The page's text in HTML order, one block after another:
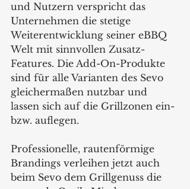
und Nutzern verspricht das
Unternehmen die stetige
Weiterentwicklung seiner eBBQ
Welt mit sinnvollen Zusatz-
Features. Die Add-On-Produkte
sind für alle Varianten des Sevo
gleichermaßen nutzbar und
lassen sich auf die Grillzonen ein-
bzw. auflegen.
Professionelle, rautenförmige
Brandings verleihen jetzt auch
beim Sevo dem Grillgenuss die